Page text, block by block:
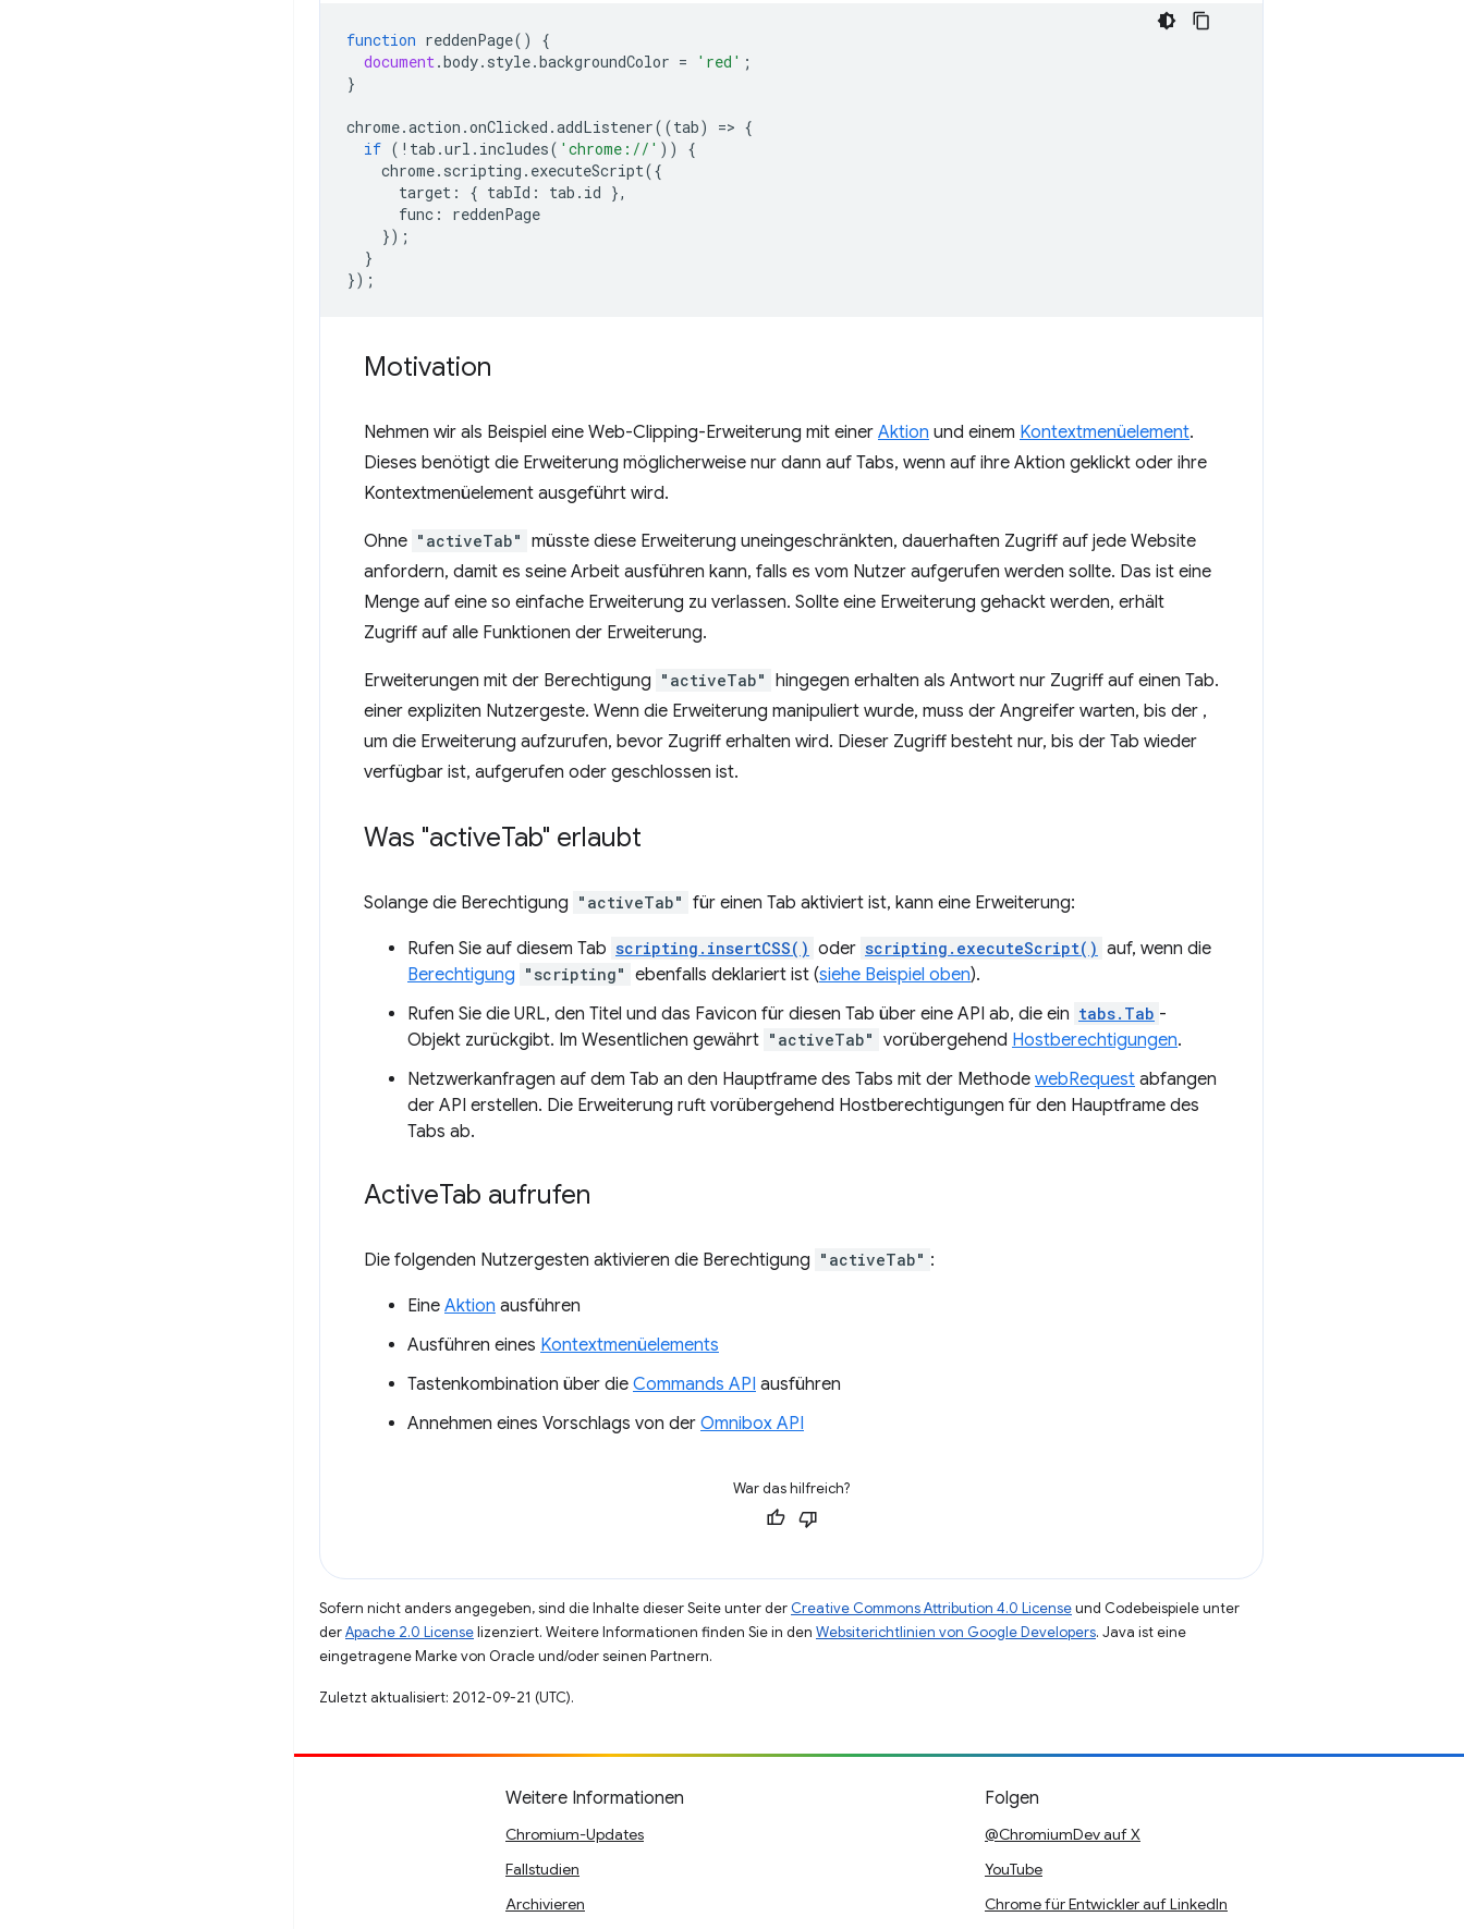
function reddenPage()
{
document.body. style.backgroundColor = 'red' ;
}
chrome.action .onClicked .addListener((tab) => {
if ( ! tab .url . includes( 'chrome://' ))
{
chrome. scripting . executeScript({
target : { tabId : tab . id },
func :
reddenPage
});
}
});
Motivation
Nehmen wir als Beispiel eine Web-Clipping-Erweiterung mit einer Aktion und einem Kontextmenüelement.
Dieses benötigt die Erweiterung möglicherweise nur dann auf Tabs, wenn auf ihre Aktion geklickt oder ihre
Kontextmenüelement ausgeführt wird.
Ohne "activeTab" müsste diese Erweiterung uneingeschränkten, dauerhaften Zugriff auf jede Website
anfordern, damit es seine Arbeit ausführen kann, falls es vom Nutzer aufgerufen werden sollte. Das ist eine
Menge auf eine so einfache Erweiterung zu verlassen. Sollte eine Erweiterung gehackt werden, erhält
Zugriff auf alle Funktionen der Erweiterung.
Erweiterungen mit der Berechtigung "activeTab" hingegen erhalten als Antwort nur Zugriff auf einen Tab.
einer expliziten Nutzergeste. Wenn die Erweiterung manipuliert wurde, muss der Angreifer warten, bis der ,
um die Erweiterung aufzurufen, bevor Zugriff erhalten wird. Dieser Zugriff besteht nur, bis der Tab wieder
verfügbar ist, aufgerufen oder geschlossen ist.
Was "activeTab" erlaubt
Solange die Berechtigung "activeTab" für einen Tab aktiviert ist, kann eine Erweiterung:
Rufen Sie auf diesem Tab scripting.insertCSS() oder scripting.executeScript() auf, wenn die
Berechtigung "scripting" ebenfalls deklariert ist (siehe Beispiel oben).
Rufen Sie die URL, den Titel und das Favicon für diesen Tab über eine API ab, die ein tabs.Tab -
Objekt zurückgibt. Im Wesentlichen gewährt "activeTab" vorübergehend Hostberechtigungen.
Netzwerkanfragen auf dem Tab an den Hauptframe des Tabs mit der Methode webRequest abfangen
der API erstellen. Die Erweiterung ruft vorübergehend Hostberechtigungen für den Hauptframe des
Tabs ab.
ActiveTab aufrufen
Die folgenden Nutzergesten aktivieren die Berechtigung "activeTab" :
Eine Aktion ausführen
Ausführen eines Kontextmenüelements
Tastenkombination über die Commands API ausführen
Annehmen eines Vorschlags von der Omnibox API
War das hilfreich?
Sofern nicht anders angegeben, sind die Inhalte dieser Seite unter der Creative Commons Attribution 4.0 Licenseund Codebeispiele unter
derApache 2.0 Licenselizenziert. Weitere Informationen finden Sie in den Websiterichtlinien von Google Developers. Java ist eine
eingetragene Marke von Oracle und/oder seinen Partnern.
Zuletzt aktualisiert: 2012-09-21 (UTC).
Weitere Informationen
Chromium-Updates
Fallstudien
Archivieren
Folgen
@ChromiumDev auf X
YouTube
Chrome für Entwickler auf LinkedIn